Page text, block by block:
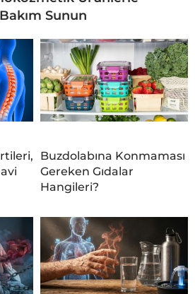
Sunun
Buzdolabına Konmaması
Gereken Gıdalar
Hangileri?